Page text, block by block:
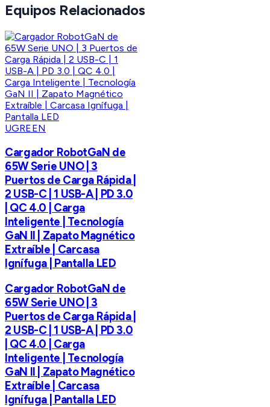
Equipos Relacionados
UGREEN
Cargador RobotGaN de
65W Serie UNO | 3
Puertos de Carga Rápida |
2 USB-C | 1 USB-A | PD 3.0
| QC 4.0 | Carga
Inteligente | Tecnología
GaN II | Zapato Magnético
Extraíble | Carcasa
Ignífuga | Pantalla LED
Cargador RobotGaN de
65W Serie UNO | 3
Puertos de Carga Rápida |
2 USB-C | 1 USB-A | PD 3.0
| QC 4.0 | Carga
Inteligente | Tecnología
GaN II | Zapato Magnético
Extraíble | Carcasa
Ignífuga | Pantalla LED